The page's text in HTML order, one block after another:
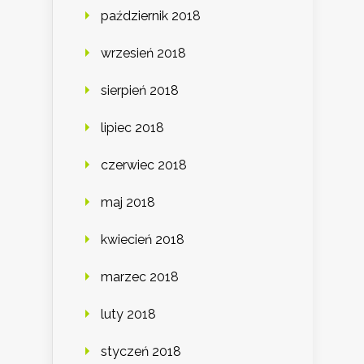
październik 2018
wrzesień 2018
sierpień 2018
lipiec 2018
czerwiec 2018
maj 2018
kwiecień 2018
marzec 2018
luty 2018
styczeń 2018